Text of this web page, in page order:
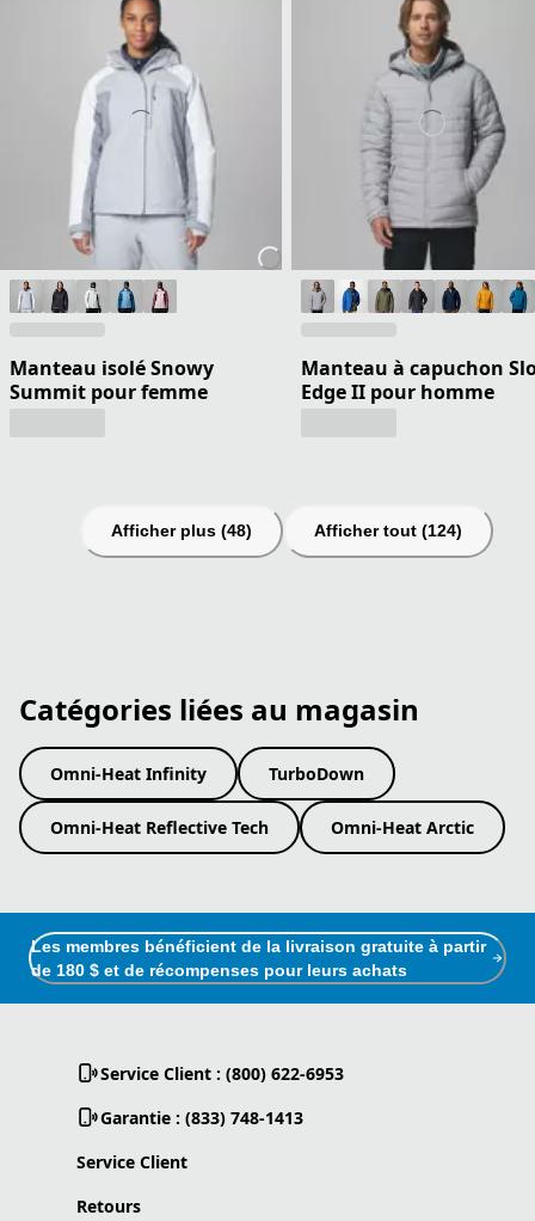
Manteau isolé Snowy
Summit pour femme
Manteau à capuchon
Edge II pour homme
Afficher plus (48) Afficher tout (124)
Catégories liées au magasin
Omni-Heat Infinity TurboDown
Omni-Heat Reflective Tech Omni-Heat Arctic
Les membres bénéficient de la livraison gratuite à partir
de 180 $ et de récompenses pour leurs achats
Service Client : (800) 622-6953
Garantie : (833) 748-1413
Service Client
Retours